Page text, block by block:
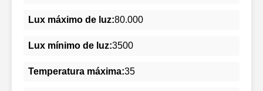
Lux máximo de luz:80.000
Lux mínimo de luz:3500
Temperatura máxima:35